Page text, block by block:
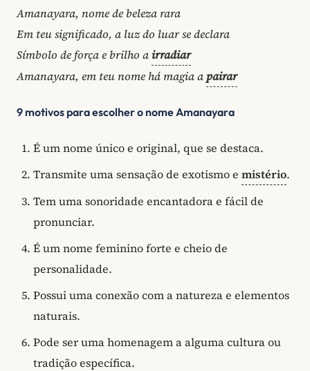
Amanayara, nome de beleza rara
Em teu significado, a luz do luar se declara
Símbolo de força e brilho airradiar
Amanayara, em teu nome há magia a pairar
9 motivos para escolher o nome Amanayara
É um nome único e original, que se destaca.
Transmite uma sensação de exotismo e mistério.
Tem uma sonoridade encantadora e fácil de
pronunciar.
É um nome feminino forte e cheio de
personalidade.
Possui uma conexão com a natureza e elementos
naturais.
Pode ser uma homenagem a alguma cultura ou
tradição específica.